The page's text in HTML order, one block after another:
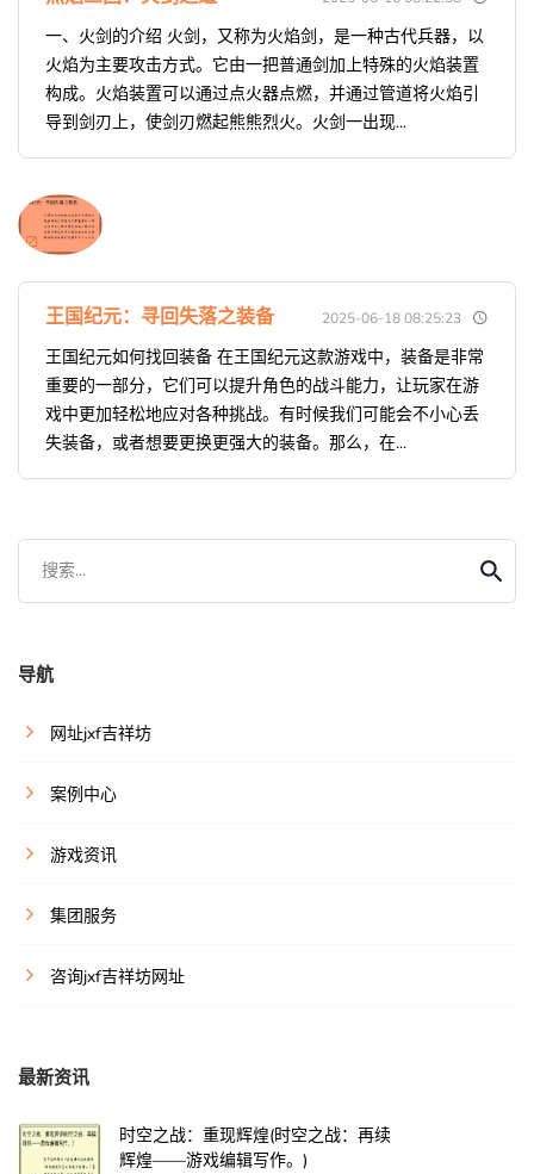
一、火剑的介绍 火剑，又称为火焰剑，是一种古代兵器，以
火焰为主要攻击方式。它由一把普通剑加上特殊的火焰装置
构成。火焰装置可以通过点火器点燃，并通过管道将火焰引
导到剑刃上，使剑刃燃起熊熊烈火。火剑一出现...
王国纪元：寻回失落之装备 2025-06-18 08:25:23
王国纪元如何找回装备 在王国纪元这款游戏中，装备是非常
重要的一部分，它们可以提升角色的战斗能力，让玩家在游
戏中更加轻松地应对各种挑战。有时候我们可能会不小心丢
失装备，或者想要更换更强大的装备。那么，在...
搜索...
导航
网址jxf吉祥坊
案例中心
游戏资讯
集团服务
咨询jxf吉祥坊网址
最新资讯
时空之战：重现辉煌(时空之战：再续
辉煌——游戏编辑写作。)